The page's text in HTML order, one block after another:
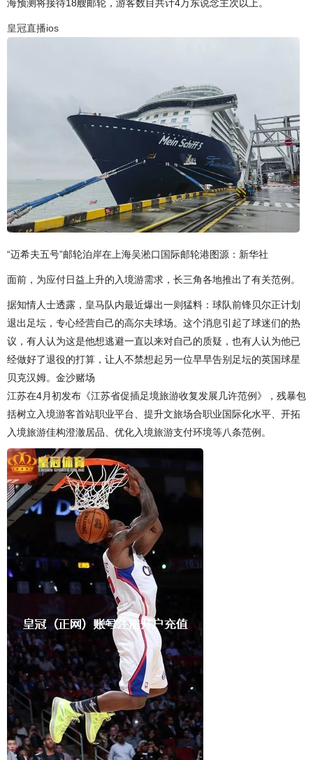
海预测将接待18艘邮轮，游客数目共计4万东说念主次以上。
皇冠直播ios
“迈希夫五号”邮轮泊岸在上海吴淞口国际邮轮港图源：新华社
面前，为应付日益上升的入境游需求，长三角各地推出了有关范例。
据知情人士透露，皇马队内最近爆出一则猛料：球队前锋贝尔正计划
退出足坛，专心经营自己的高尔夫球场。这个消息引起了球迷们的热
议，有人认为这是他想逃避一直以来对自己的质疑，也有人认为他已
经做好了退役的打算，让人不禁想起另一位早早告别足坛的英国球星
贝克汉姆。金沙赌场
江苏在4月初发布《江苏省促插足境旅游收复发展几许范例》，残暴包
括树立入境游客首站职业平台、提升文旅场合职业国际化水平、开拓
入境旅游佳构澄澈居品、优化入境旅游支付环境等八条范例。